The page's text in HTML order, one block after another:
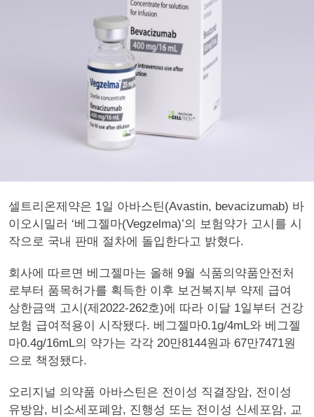
셀트리온제약은 1일 아바스틴(Avastin, bevacizumab) 바
이오시밀러 ‘베그젤마(Vegzelma)’의 보험약가 고시를 시
작으로 국내 판매 절차에 돌입한다고 밝혔다.
회사에 따르면 베그젤마는 올해 9월 식품의약품안전처
로부터 품목허가를 획득한 이후 보건복지부 약제 급여
상한금액 고시(제2022-262호)에 따라 이달 1일부터 건강
보험 급여적용이 시작됐다. 베그젤마0.1g/4mL와 베그젤
마0.4g/16mL의 약가는 각각 20만8144원과 67만7471원
으로 책정됐다.
오리지널 의약품 아바스틴은 전이성 직결장암, 전이성
유방암, 비소세포폐암, 진행성 또는 전이성 신세포암, 교